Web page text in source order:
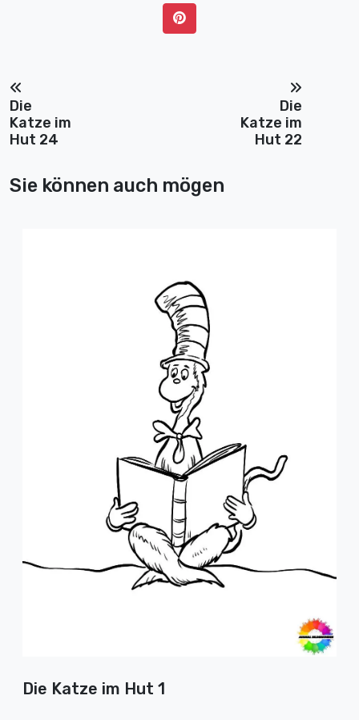
Die
Katze im
Hut 24
Die
Katze im
Hut 22
Sie können auch mögen
Die Katze im Hut 1